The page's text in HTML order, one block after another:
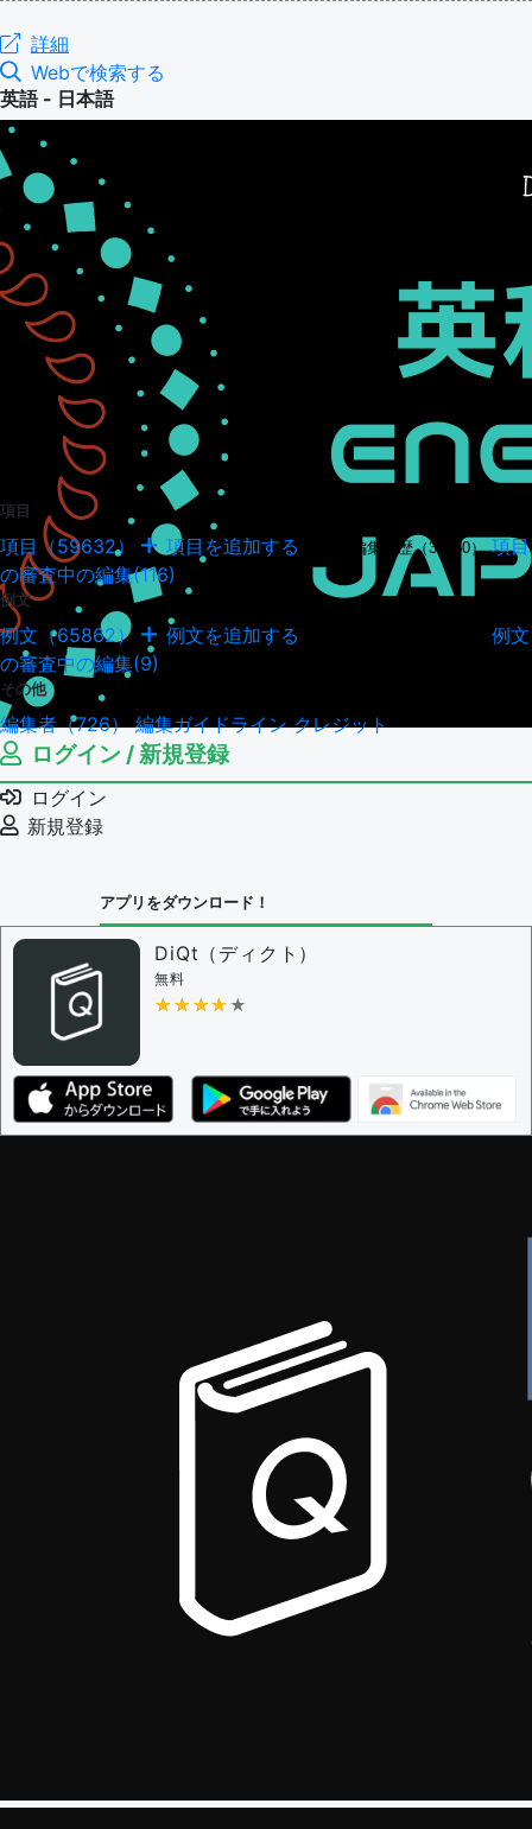
詳細
Webで検索する
英語 - 日本語
項目
項目（59632） 項目を追加する 項目の編集履歴（34950） 項目
の審査中の編集(116)
例文
例文（65862） 例文を追加する
例文
の審査中の編集(9)
その他
編集者（726）編集ガイドラインクレジット
ログイン / 新規登録
ログイン
新規登録
アプリをダウンロード！
DiQt（ディクト）
無料
★★★★★
★★★★★